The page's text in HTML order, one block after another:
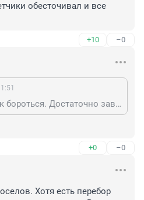
обесточивал и все
+10 –0
Была же новость, как бороться. Достаточно заварить дверь и пустить газ через замок
+0 –0
Хотя есть перебор